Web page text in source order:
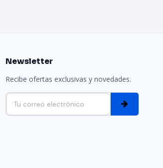
Newsletter
Recibe ofertas exclusivas y novedades.